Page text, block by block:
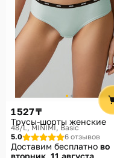
1 527 ₸
Трусы-шорты женские
48/L MINIMI, Basic
5.0
6 отзывов
Доставим бесплатно во
вторник, 11 августа